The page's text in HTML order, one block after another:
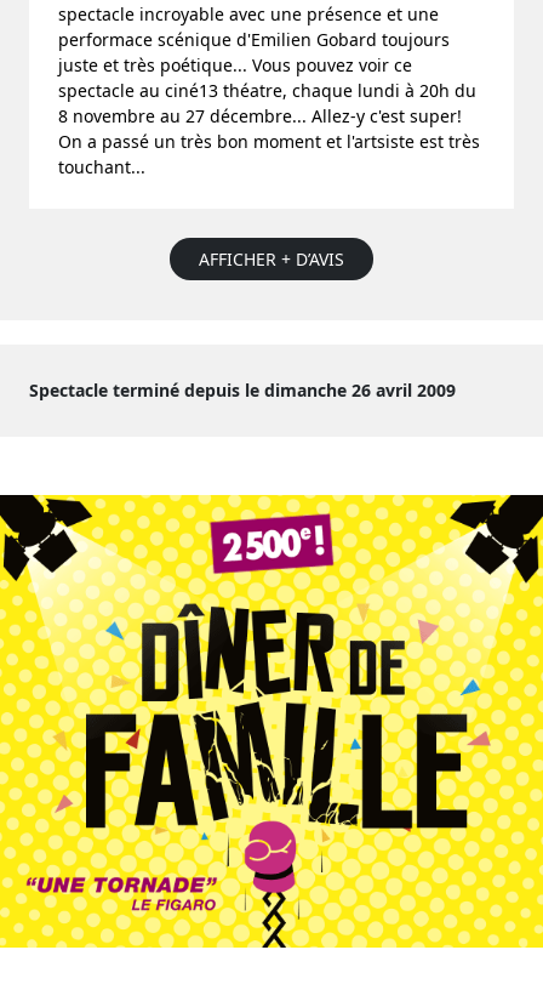
spectacle incroyable avec une présence et une
performace scénique d'Emilien Gobard toujours
juste et très poétique... Vous pouvez voir ce
spectacle au ciné13 théatre, chaque lundi à 20h du
8 novembre au 27 décembre... Allez-y c'est super!
On a passé un très bon moment et l'artsiste est très
touchant...
AFFICHER + D’AVIS
Spectacle terminé depuis le dimanche 26 avril 2009